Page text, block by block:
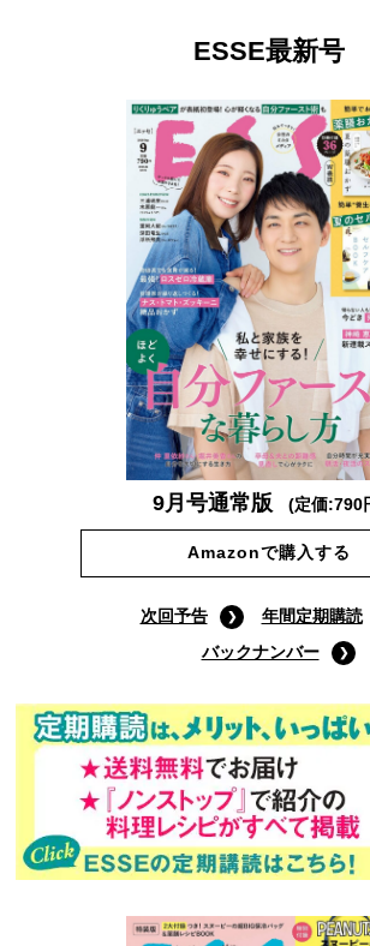
ESSE最新号
9月号通常版 (定価:790
Amazonで購入する
次回予告
年間定期購読
バックナンバー